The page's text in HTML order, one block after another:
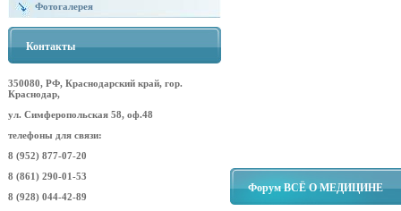
Фотогалерея
Контакты
350080, РФ, Краснодарский край, гор.
Краснодар,
ул. Симферопольская 58, оф.48
телефоны для связи:
8 (952) 877-07-20
8 (861) 290-01-53
8 (928) 044-42-89
Форум ВСЁ О МЕДИЦИНЕ